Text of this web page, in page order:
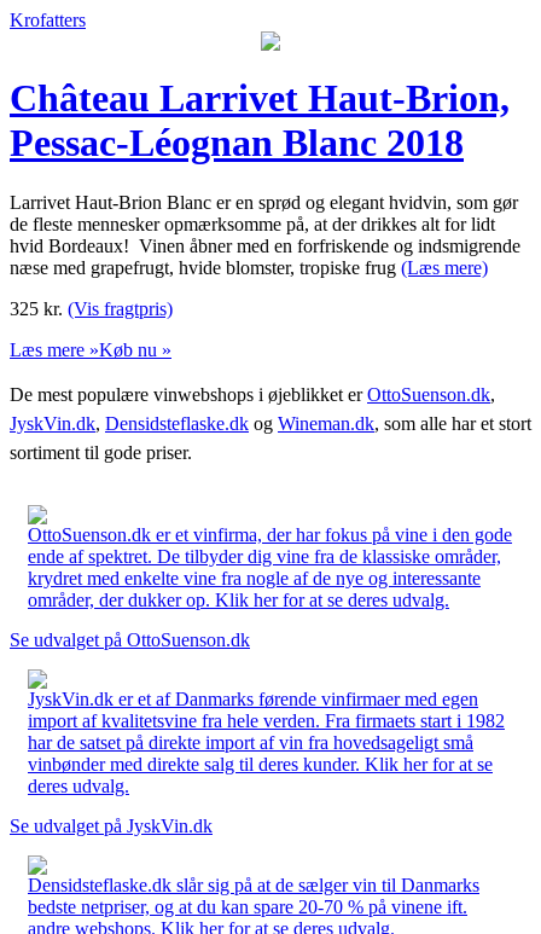
Krofatters
Château Larrivet Haut-Brion,
Pessac-Léognan Blanc 2018
Larrivet Haut-Brion Blanc er en sprød og elegant hvidvin, som gør
de fleste mennesker opmærksomme på, at der drikkes alt for lidt
hvid Bordeaux! Vinen åbner med en forfriskende og indsmigrende
næse med grapefrugt, hvide blomster, tropiske frug (Læs mere)
325 kr. (Vis fragtpris)
Læs mere »Køb nu »
De mest populære vinwebshops i øjeblikket erOttoSuenson.dk,
JyskVin.dk, Densidsteflaske.dk og Wineman.dk, som alle har et stort
sortiment til gode priser.
OttoSuenson.dk er et vinfirma, der har fokus på vine i den gode
ende af spektret. De tilbyder dig vine fra de klassiske områder,
krydret med enkelte vine fra nogle af de nye og interessante
områder, der dukker op. Klik her for at se deres udvalg.
Se udvalget på OttoSuenson.dk
JyskVin.dk er et af Danmarks førende vinfirmaer med egen
import af kvalitetsvine fra hele verden. Fra firmaets start i 1982
har de satset på direkte import af vin fra hovedsageligt små
vinbønder med direkte salg til deres kunder. Klik her for at se
deres udvalg.
Se udvalget på JyskVin.dk
Densidsteflaske.dk slår sig på at de sælger vin til Danmarks
bedste netpriser, og at du kan spare 20-70 % på vinene ift.
andre webshops. Klik her for at se deres udvalg.